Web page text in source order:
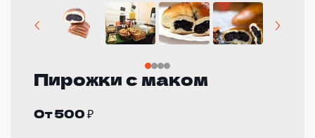
Пирожки с маком
От 500 ₽